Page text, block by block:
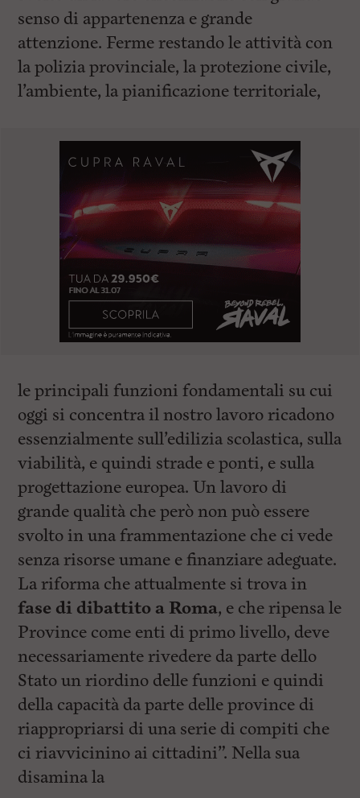
senso di appartenenza e grande
attenzione. Ferme restando le attività con
la polizia provinciale, la protezione civile,
l’ambiente, la pianificazione territoriale,
le principali funzioni fondamentali su cui
oggi si concentra il nostro lavoro ricadono
essenzialmente sull’edilizia scolastica, sulla
viabilità, e quindi strade e ponti, e sulla
progettazione europea. Un lavoro di
grande qualità che però non può essere
svolto in una frammentazione che ci vede
senza risorse umane e finanziare adeguate.
La riforma che attualmente si trova in
fase di dibattito a Roma, e che ripensa le
Province come enti di primo livello, deve
necessariamente rivedere da parte dello
Stato un riordino delle funzioni e quindi
della capacità da parte delle province di
riappropriarsi di una serie di compiti che
ci riavvicinino ai cittadini”. Nella sua
disamina la